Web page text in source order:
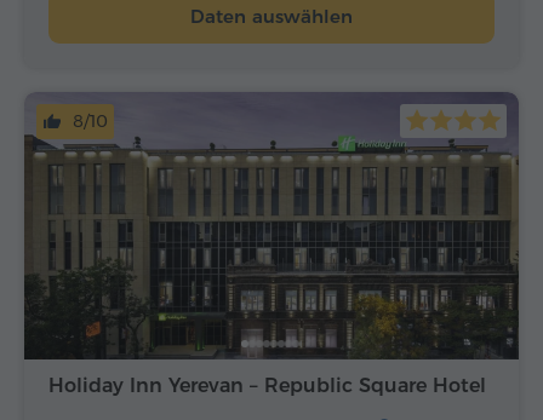
Daten auswählen
Holiday Inn Yerevan – Republic Square Hotel
8/10